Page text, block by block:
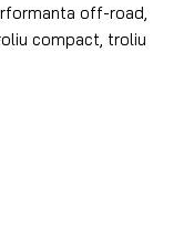
off-road
compact troliu